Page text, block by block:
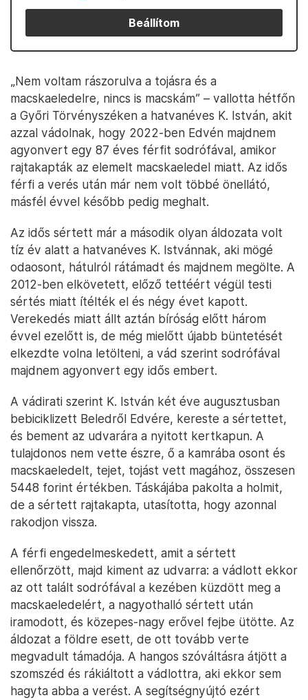
Beállítom
„Nem voltam rászorulva a tojásra és a
macskaeledelre, nincs is macskám” – vallotta hétfőn
a Győri Törvényszéken a hatvanéves K. István, akit
azzal vádolnak, hogy 2022-ben Edvén majdnem
agyonvert egy 87 éves férfit sodrófával, amikor
rajtakapták az elemelt macskaeledel miatt. Az idős
férfi a verés után már nem volt többé önellátó,
másfél évvel később pedig meghalt.
Az idős sértett már a második olyan áldozata volt
tíz év alatt a hatvanéves K. Istvánnak, aki mögé
odaosont, hátulról rátámadt és majdnem megölte. A
2012-ben elkövetett, előző tettéért végül testi
sértés miatt ítélték el és négy évet kapott.
Verekedés miatt állt aztán bíróság előtt három
évvel ezelőtt is, de még mielőtt újabb büntetését
elkezdte volna letölteni, a vád szerint sodrófával
majdnem agyonvert egy idős embert.
A vádirati szerint K. István két éve augusztusban
bebiciklizett Beledről Edvére, kereste a sértettet,
és bement az udvarára a nyitott kertkapun. A
tulajdonos nem vette észre, ő a kamrába osont és
macskaeledelt, tejet, tojást vett magához, összesen
5448 forint értékben. Táskájába pakolta a holmit,
de a sértett rajtakapta, utasította, hogy azonnal
rakodjon vissza.
A férfi engedelmeskedett, amit a sértett
ellenőrzött, majd kiment az udvarra: a vádlott ekkor
az ott talált sodrófával a kezében küzdött meg a
macskaeledelért, a nagyothalló sértett után
iramodott, és közepes-nagy erővel fejbe ütötte. Az
áldozat a földre esett, de ott tovább verte
megvadult támadója. A hangos szóváltásra átjött a
szomszéd és rákiáltott a vádlottra, aki ekkor sem
hagyta abba a verést. A segítségnyújtó ezért